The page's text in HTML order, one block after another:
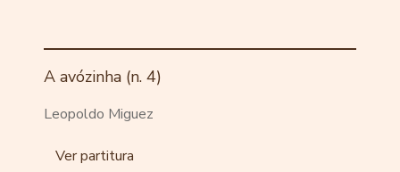
A avózinha (n. 4)
Leopoldo Miguez
Ver partitura